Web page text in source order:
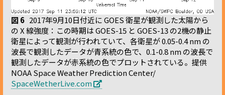
図 6 2017年9月10日付近に GOES 衛星が観測した太陽から
の X 線強度：この時期は GOES-15 と GOES-13 の2機の静止
衛星によって観測が行われていて、各衛星が 0.05-0.4 nm の
波長で観測したデータが青系統の色で、0.1-0.8 nm の波長で
観測したデータが赤系統の色でプロットされている。提供
NOAA Space Weather Prediction Center/
SpaceWetherLive.com